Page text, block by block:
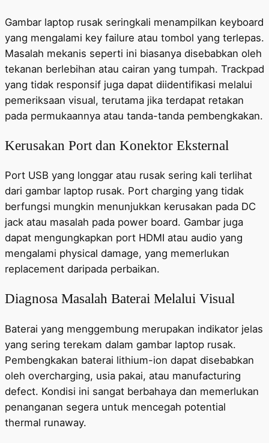
Gambar laptop rusak seringkali menampilkan keyboard
yang mengalami key failure atau tombol yang terlepas.
Masalah mekanis seperti ini biasanya disebabkan oleh
tekanan berlebihan atau cairan yang tumpah. Trackpad
yang tidak responsif juga dapat diidentifikasi melalui
pemeriksaan visual, terutama jika terdapat retakan
pada permukaannya atau tanda-tanda pembengkakan.
Kerusakan Port dan Konektor Eksternal
Port USB yang longgar atau rusak sering kali terlihat
dari gambar laptop rusak. Port charging yang tidak
berfungsi mungkin menunjukkan kerusakan pada DC
jack atau masalah pada power board. Gambar juga
dapat mengungkapkan port HDMI atau audio yang
mengalami physical damage, yang memerlukan
replacement daripada perbaikan.
Diagnosa Masalah Baterai Melalui Visual
Baterai yang menggembung merupakan indikator jelas
yang sering terekam dalam gambar laptop rusak.
Pembengkakan baterai lithium-ion dapat disebabkan
oleh overcharging, usia pakai, atau manufacturing
defect. Kondisi ini sangat berbahaya dan memerlukan
penanganan segera untuk mencegah potential
thermal runaway.